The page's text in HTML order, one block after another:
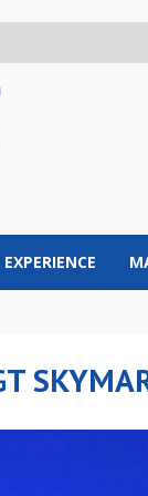
EXPERIENCE